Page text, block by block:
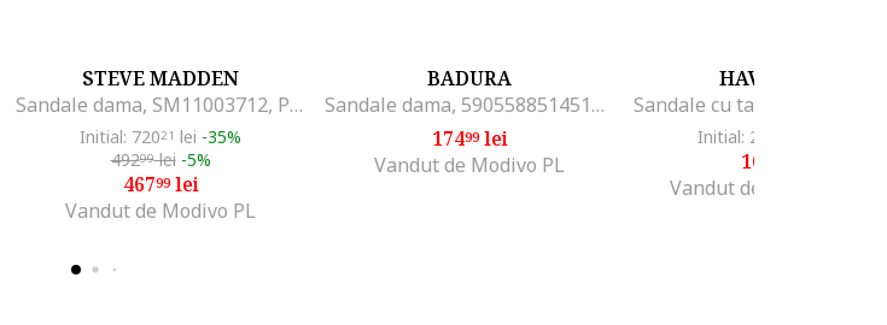
STEVE MADDEN
Sandale dama, SM11003712, Piele naturala, Bej
Initial: 72021 lei -35%
49299lei -5%
46799lei
Vandut de Modivo PL
BADURA
Sandale dama, 590558851451038, Piele naturala, Negru
17499lei
Vandut de Modivo PL
HAVAIANAS
Initial: 244
109
Vandut de Fashion Days